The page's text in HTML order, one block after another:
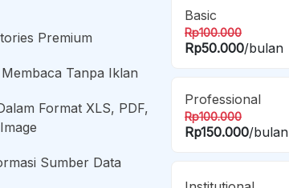
Premium
Tanpa Iklan
Format XLS, PDF,
Sumber Data
Basic
Rp100.000
Rp50.000/bulan
Professional
Rp100.000
Rp150.000/bulan